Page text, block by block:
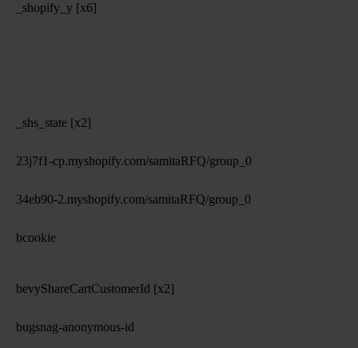
_shopify_y [x6]
_shs_state [x2]
23j7f1-cp.myshopify.com/samitaRFQ/group_0
34eb90-2.myshopify.com/samitaRFQ/group_0
bcookie
bevyShareCartCustomerId [x2]
bugsnag-anonymous-id